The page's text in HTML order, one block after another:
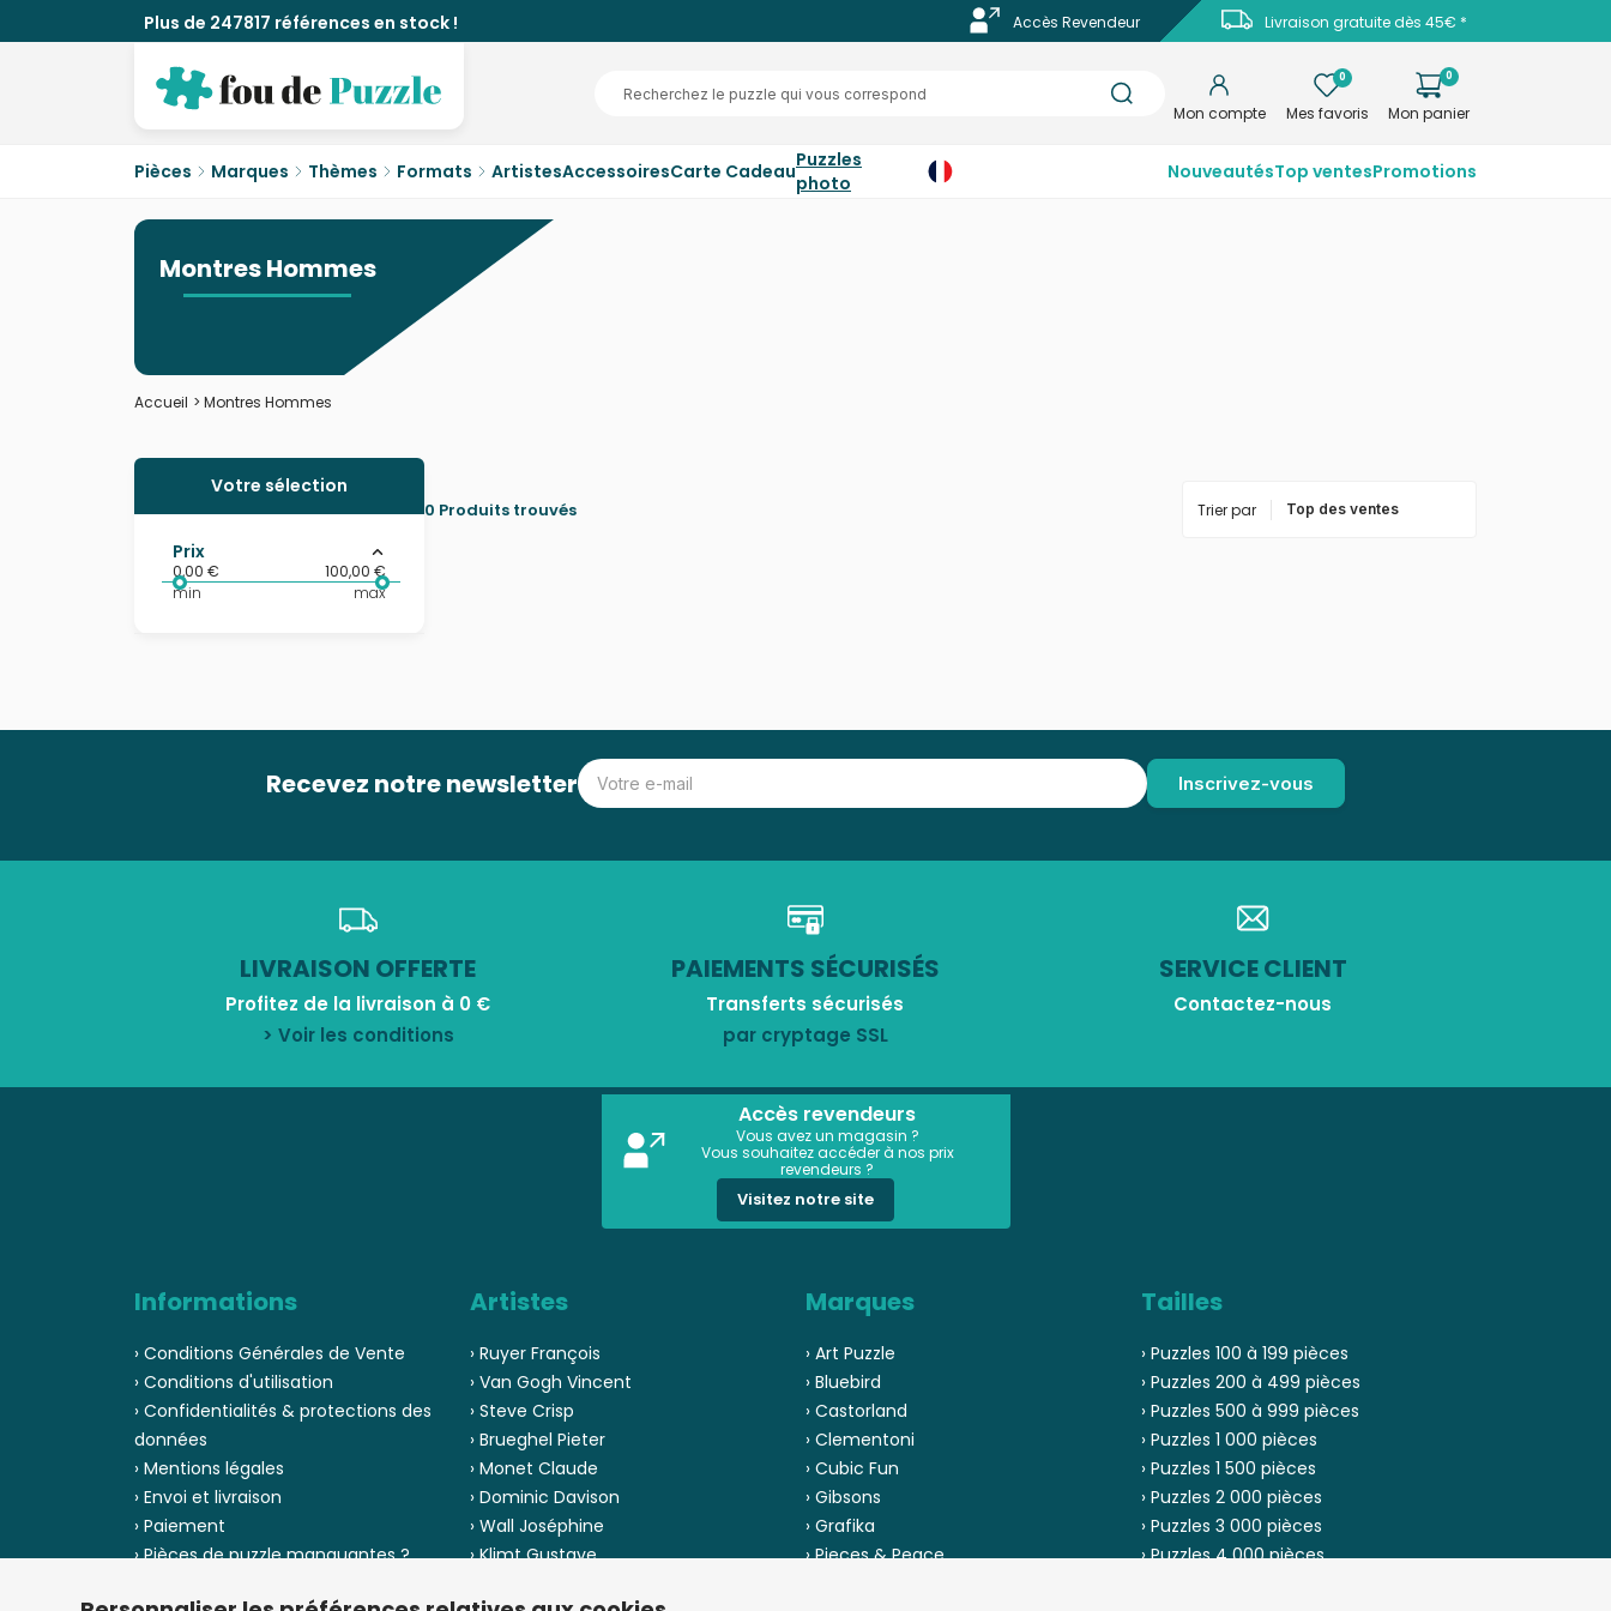
Plus de 247817 références en stock ! Livraison gratuite dès 45€ *
Accès Revendeur
Mon compte
0
Mes favoris
0
Mon panier
Pièces Marques Thèmes Formats ArtistesAccessoiresCarte CadeauPuzzles
photo
NouveautésTop ventesPromotions
Montres Hommes
Accueil > Montres Hommes
0 Produits trouvés Trier par
Votre sélection
Prix
0,00 €
100,00 €
min
max
Recevez notre newsletter
LIVRAISON OFFERTE
Profitez de la livraison à 0 €
> Voir les conditions
PAIEMENTS SÉCURISÉS
Transferts sécurisés
par cryptage SSL
SERVICE CLIENT
Contactez-nous
Accès revendeurs
Vous avez un magasin ?
Vous souhaitez accéder à nos prix
revendeurs ?
Visitez notre site
Informations
› Conditions Générales de Vente
› Conditions d'utilisation
› Confidentialités & protections des
données
› Mentions légales
› Envoi et livraison
› Paiement
› Pièces de puzzle manquantes ?
Artistes
› Ruyer François
› Van Gogh Vincent
› Steve Crisp
› Brueghel Pieter
› Monet Claude
› Dominic Davison
› Wall Joséphine
› Klimt Gustave
Marques
› Art Puzzle
› Bluebird
› Castorland
› Clementoni
› Cubic Fun
› Gibsons
› Grafika
› Pieces & Peace
Tailles
› Puzzles 100 à 199 pièces
› Puzzles 200 à 499 pièces
› Puzzles 500 à 999 pièces
› Puzzles 1 000 pièces
› Puzzles 1 500 pièces
› Puzzles 2 000 pièces
› Puzzles 3 000 pièces
› Puzzles 4 000 pièces